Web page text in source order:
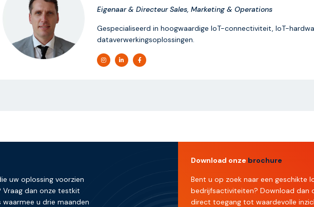
Eigenaar & Directeur Sales, Marketing & Operations
Gespecialiseerd in hoogwaardige IoT-connectiviteit, IoT-
dataverwerkingsoplossingen.
uw oplossing voorzien
dan onze testkit
u drie maanden
Download onze brochure
Bent u op zoek naar een geschikte
bedrijfsactiviteiten? Download dan
direct toegang tot waardevolle